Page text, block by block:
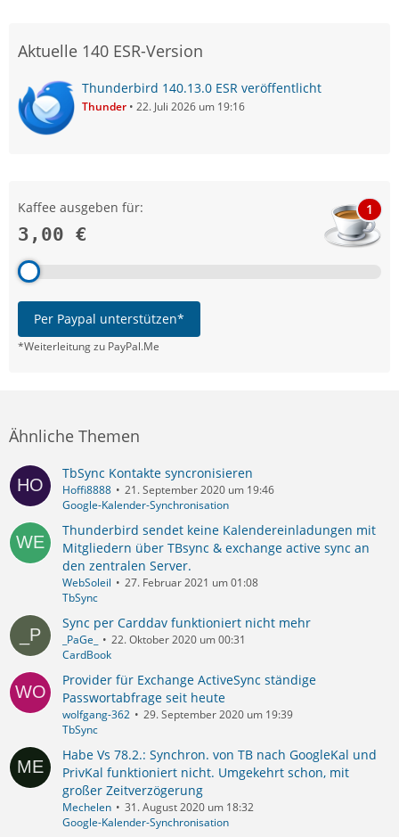
Aktuelle 140 ESR-Version
Thunderbird 140.13.0 ESR veröffentlicht
Thunder 22. Juli 2026 um 19:16
Kaffee ausgeben für:
3,00 €
1
Per Paypal unterstützen*
*Weiterleitung zu PayPal.Me
Ähnliche Themen
TbSync Kontakte syncronisieren
Hoffi8888
21. September 2020 um 19:46
Google-Kalender-Synchronisation
Thunderbird sendet keine Kalendereinladungen mit
Mitgliedern über TBsync & exchange active sync an
den zentralen Server.
WebSoleil
27. Februar 2021 um 01:08
TbSync
Sync per Carddav funktioniert nicht mehr
_PaGe_
22. Oktober 2020 um 00:31
CardBook
Provider für Exchange ActiveSync ständige
Passwortabfrage seit heute
wolfgang-362
29. September 2020 um 19:39
TbSync
Habe Vs 78.2.: Synchron. von TB nach GoogleKal und
PrivKal funktioniert nicht. Umgekehrt schon, mit
großer Zeitverzögerung
Mechelen
31. August 2020 um 18:32
Google-Kalender-Synchronisation